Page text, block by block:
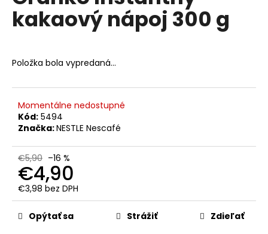
0,0
kakaový nápoj 300 g
Položka bola vypredaná…
Momentálne nedostupné
Kód: 5494
Značka:NESTLE Nescafé
€5,90 –16 %
€4,90
€3,98 bez DPH
Jednotková
cena:Opýtať sa Strážiť Zdieľať
a
m
CAFISSIMO
CREMA
FINE
AROMA
KS
€3,50
Pôvodne:
€3,99